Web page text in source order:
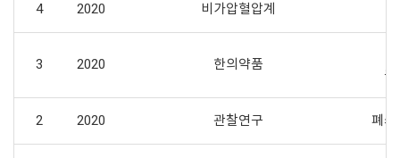
4 2020 비가압혈압계
3 2020 한의약품
위
2 2020 관찰연구 폐쇄